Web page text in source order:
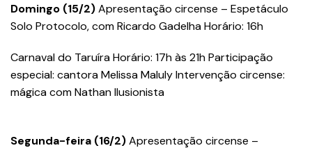
Domingo (15/2)Apresentação circense – Espetáculo
Solo Protocolo, com Ricardo Gadelha Horário: 16h
Carnaval do Taruíra Horário: 17h às 21h Participação
especial: cantora Melissa Maluly Intervenção circense:
mágica com Nathan Ilusionista
Segunda-feira (16/2)Apresentação circense –